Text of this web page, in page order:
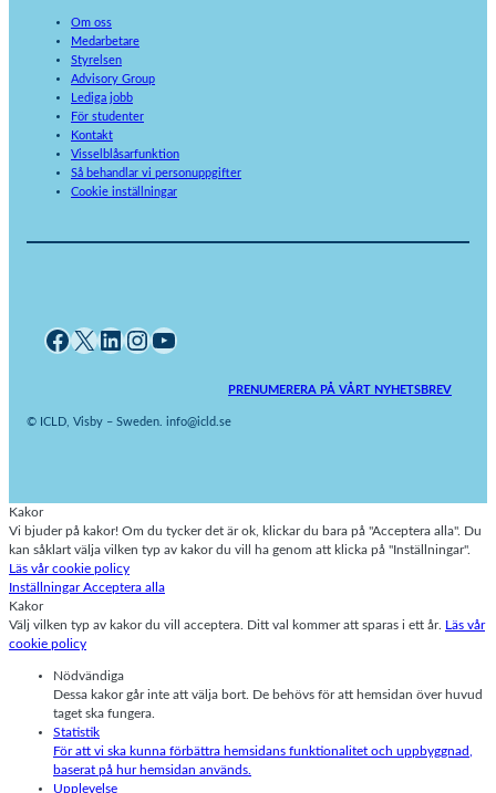
Om oss
Medarbetare
Styrelsen
Advisory Group
Lediga jobb
För studenter
Kontakt
Visselblåsarfunktion
Så behandlar vi personuppgifter
Cookie inställningar
Facebook X LinkedIn InstagramYouTube
PRENUMERERA PÅ VÅRT NYHETSBREV
© ICLD, Visby – Sweden. info@icld.se
Kakor
Vi bjuder på kakor! Om du tycker det är ok, klickar du bara på "Acceptera alla". Du
kan såklart välja vilken typ av kakor du vill ha genom att klicka på "Inställningar".
Läs vår cookie policy
InställningarAcceptera alla
Kakor
Välj vilken typ av kakor du vill acceptera. Ditt val kommer att sparas i ett år.
Läs vår
cookie policy
Nödvändiga
Dessa kakor går inte att välja bort. De behövs för att hemsidan över huvud
taget ska fungera.
Statistik
För att vi ska kunna förbättra hemsidans funktionalitet och uppbyggnad,
baserat på hur hemsidan används.
Upplevelse